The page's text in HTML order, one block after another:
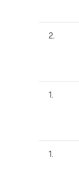
2.
1.
1.